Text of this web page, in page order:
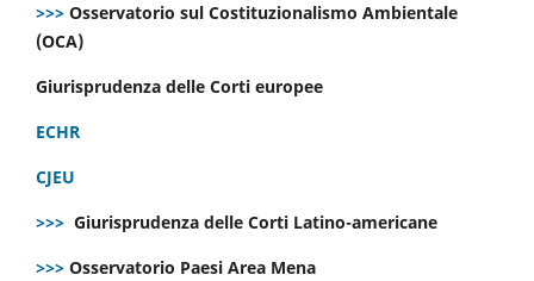
>>> Osservatorio sul Costituzionalismo Ambientale
(OCA)
Giurisprudenza delle Corti europee
ECHR
CJEU
>>> Giurisprudenza delle Corti Latino-americane
>>> Osservatorio Paesi Area Mena